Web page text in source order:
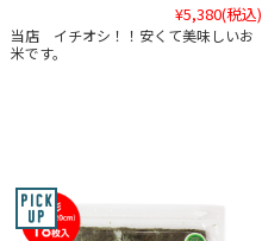
¥5,380(税込)
当店 イチオシ！！安くて美味しいお
米です。